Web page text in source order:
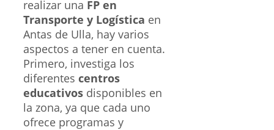
realizar una FP en
Transporte y Logística en
Antas de Ulla, hay varios
aspectos a tener en cuenta.
Primero, investiga los
diferentes centros
educativos disponibles en
la zona, ya que cada uno
ofrece programas y